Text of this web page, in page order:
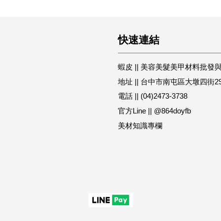
快速連結
蝦皮 || 美容美髮美甲材料批發
地址 || 台中市南屯區大墩四街
電話 || (04)2473-3738
官方Line || @864doyfb
美材知識專欄